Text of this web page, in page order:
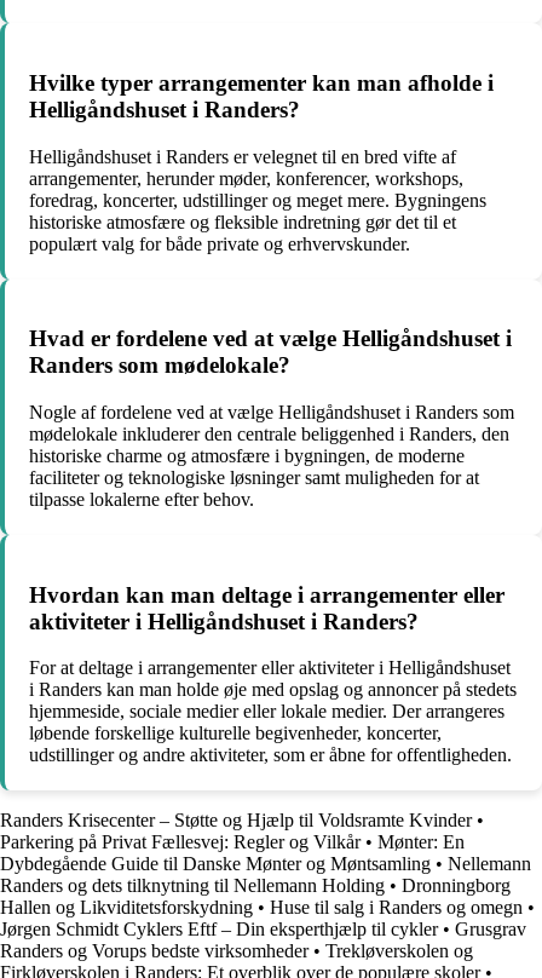
Hvilke typer arrangementer kan man afholde i
Helligåndshuset i Randers?
Helligåndshuset i Randers er velegnet til en bred vifte af
arrangementer, herunder møder, konferencer, workshops,
foredrag, koncerter, udstillinger og meget mere. Bygningens
historiske atmosfære og fleksible indretning gør det til et
populært valg for både private og erhvervskunder.
Hvad er fordelene ved at vælge Helligåndshuset i
Randers som mødelokale?
Nogle af fordelene ved at vælge Helligåndshuset i Randers som
mødelokale inkluderer den centrale beliggenhed i Randers, den
historiske charme og atmosfære i bygningen, de moderne
faciliteter og teknologiske løsninger samt muligheden for at
tilpasse lokalerne efter behov.
Hvordan kan man deltage i arrangementer eller
aktiviteter i Helligåndshuset i Randers?
For at deltage i arrangementer eller aktiviteter i Helligåndshuset
i Randers kan man holde øje med opslag og annoncer på stedets
hjemmeside, sociale medier eller lokale medier. Der arrangeres
løbende forskellige kulturelle begivenheder, koncerter,
udstillinger og andre aktiviteter, som er åbne for offentligheden.
Randers Krisecenter – Støtte og Hjælp til Voldsramte Kvinder•
Parkering på Privat Fællesvej: Regler og Vilkår• Mønter: En
Dybdegående Guide til Danske Mønter og Møntsamling • Nellemann
Randers og dets tilknytning til Nellemann Holding • Dronningborg
Hallen og Likviditetsforskydning • Huse til salg i Randers og omegn •
Jørgen Schmidt Cyklers Eftf – Din eksperthjælp til cykler• Grusgrav
Randers og Vorups bedste virksomheder• Trekløverskolen og
Firkløverskolen i Randers: Et overblik over de populære skoler•